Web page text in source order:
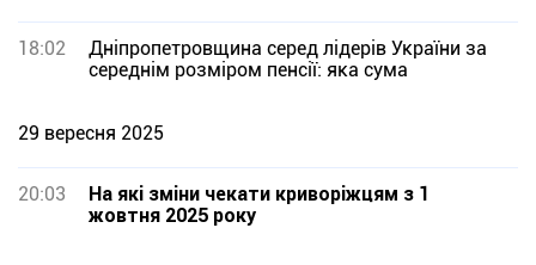
18:02
Дніпропетровщина серед лідерів України за
середнім розміром пенсії: яка сума
29 вересня 2025
20:03
На які зміни чекати криворіжцям з 1
жовтня 2025 року